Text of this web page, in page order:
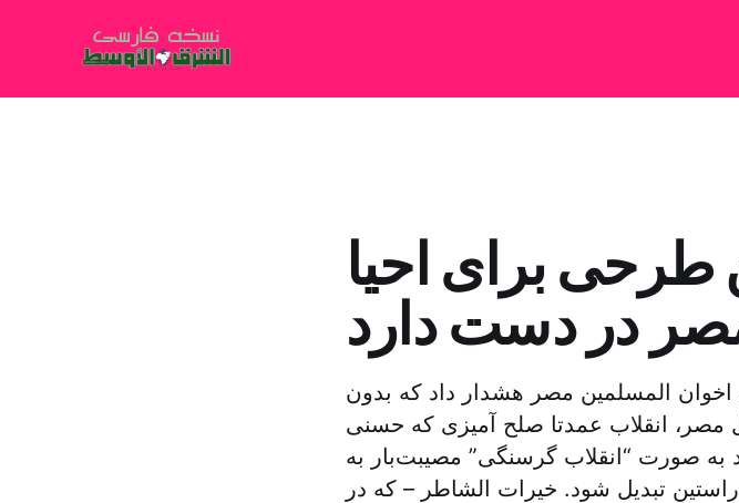
طرحی برای احیا
در دست دارد
اخوان المسلمین مصر هشدار داد که بدون
مصر، انقلاب عمدتا صلح آمیزی که حسنی
به صورت “انقلاب گرسنگی” مصیبت‌بار به
تبدیل شود. خیرات الشاطر – که در